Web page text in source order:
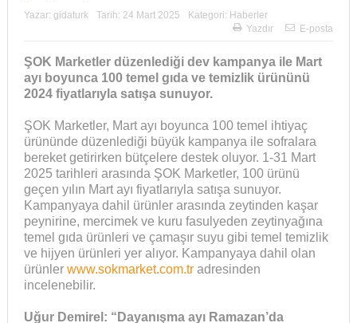
Yazar: gidaturk Tarih: 24 Mart 2025 Kategori: Haberler
Yazdır
E-posta
ŞOK Marketler düzenlediği dev kampanya ile Mart
ayı boyunca 100 temel gıdave temizlik ürününü
2024 fiyatlarıyla satışa sunuyor.
ŞOK Marketler, Mart ayı boyunca 100 temel ihtiyaç
ürününde düzenlediği büyük kampanya ile sofralara
bereket getirirken bütçelere destek oluyor. 1-31 Mart
2025 tarihleri arasında ŞOK Marketler, 100 ürünü
geçen yılın Mart ayı fiyatlarıyla satışa sunuyor.
Kampanyaya dahil ürünler arasında zeytinden kaşar
peynirine, mercimek ve kuru fasulyeden zeytinyağına
temel gıda ürünleri ve çamaşır suyu gibi temel temizlik
ve hijyen ürünleri yer alıyor. Kampanyaya dahil olan
ürünler www.sokmarket.com.tradresinden
incelenebilir.
Uğur Demirel: “Dayanışma ayı Ramazan’da